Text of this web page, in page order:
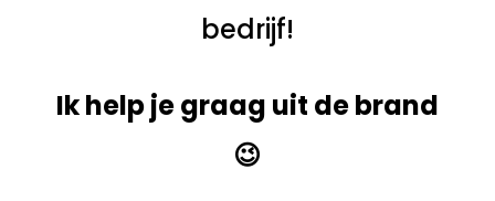
bedrijf!
Ik help je graag uit de brand
😉